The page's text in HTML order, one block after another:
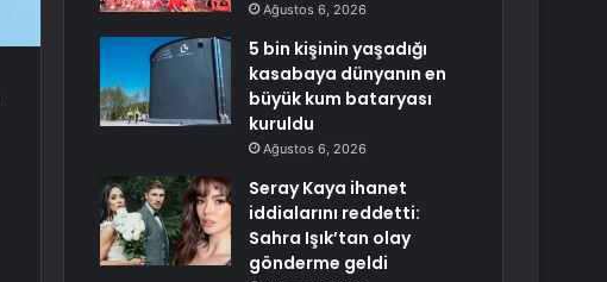
Ağustos 6, 2026
5 bin kişinin yaşadığı
kasabaya dünyanın en
büyük kum bataryası
kuruldu
Ağustos 6, 2026
Seray Kaya ihanet
iddialarını reddetti:
Sahra Işık’tan olay
gönderme geldi